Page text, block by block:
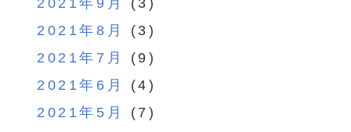
2021年9月
(3)
2021年8月
(3)
2021年7月
(9)
2021年6月
(4)
2021年5月
(7)